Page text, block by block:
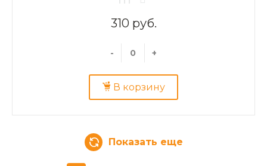
310 руб.
- +
В корзину
Показать еще